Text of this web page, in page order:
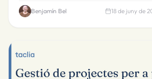
confiança i augmenta la taxa de conversió
potencials.
Benjamín Bel 18 de juny de